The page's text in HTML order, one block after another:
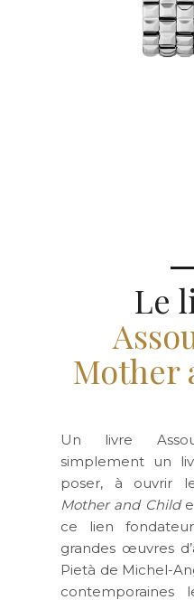
Le
Mother
Un livre
simplement un
poser, à ouvrir
Mother and Child
ce lien
grandes œuvres
Pietà de Michel-
contemporaines